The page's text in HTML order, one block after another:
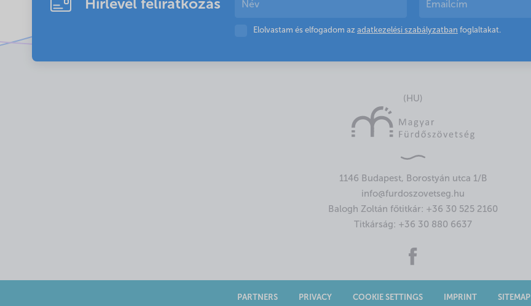
Hírlevél feliratkozás
Elolvastam és elfogadom az adatkezelési szabályzatban foglaltakat.
(HU)
1146 Budapest, Borostyán utca 1/B
info@furdoszovetseg.hu
Balogh Zoltán főtitkár: +36 30 525 2160
Titkárság: +36 30 880 6637
PARTNERS PRIVACY COOKIE SETTINGS IMPRINT SITEMAP